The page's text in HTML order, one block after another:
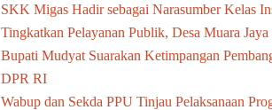
SKK Migas Hadir sebagai Narasumber Kelas
Tingkatkan Pelayanan Publik, Desa Muara
Bupati Mudyat Suarakan Ketimpangan
DPR RI
Wabup dan Sekda PPU Tinjau Pelaksanaan